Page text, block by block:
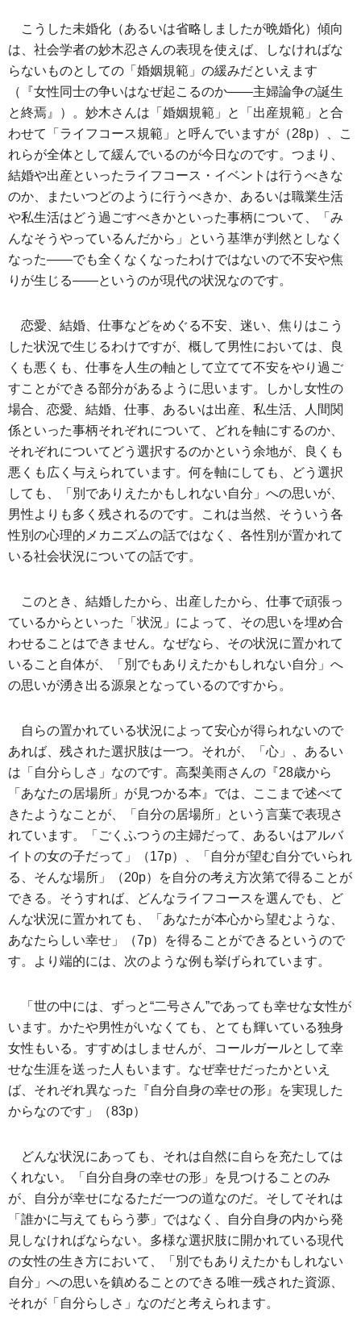
こうした未婚化（あるいは省略しましたが晩婚化）傾向
は、社会学者の妙木忍さんの表現を使えば、しなければな
らないものとしての「婚姻規範」の緩みだといえます
（『女性同士の争いはなぜ起こるのか――主婦論争の誕生
と終焉』）。妙木さんは「婚姻規範」と「出産規範」と合
わせて「ライフコース規範」と呼んでいますが（28p）、こ
れらが全体として緩んでいるのが今日なのです。つまり、
結婚や出産といったライフコース・イベントは行うべきな
のか、またいつどのように行うべきか、あるいは職業生活
や私生活はどう過ごすべきかといった事柄について、「み
んなそうやっているんだから」という基準が判然としなく
なった――でも全くなくなったわけではないので不安や焦
りが生じる――というのが現代の状況なのです。
恋愛、結婚、仕事などをめぐる不安、迷い、焦りはこう
した状況で生じるわけですが、概して男性においては、良
くも悪くも、仕事を人生の軸として立てて不安をやり過ご
すことができる部分があるように思います。しかし女性の
場合、恋愛、結婚、仕事、あるいは出産、私生活、人間関
係といった事柄それぞれについて、どれを軸にするのか、
それぞれについてどう選択するのかという余地が、良くも
悪くも広く与えられています。何を軸にしても、どう選択
しても、「別でありえたかもしれない自分」への思いが、
男性よりも多く残されるのです。これは当然、そういう各
性別の心理的メカニズムの話ではなく、各性別が置かれて
いる社会状況についての話です。
このとき、結婚したから、出産したから、仕事で頑張っ
ているからといった「状況」によって、その思いを埋め合
わせることはできません。なぜなら、その状況に置かれて
いること自体が、「別でもありえたかもしれない自分」へ
の思いが湧き出る源泉となっているのですから。
自らの置かれている状況によって安心が得られないので
あれば、残された選択肢は一つ。それが、「心」、あるい
は「自分らしさ」なのです。高梨美雨さんの『28歳から
「あなたの居場所」が見つかる本』では、ここまで述べて
きたようなことが、「自分の居場所」という言葉で表現さ
れています。「ごくふつうの主婦だって、あるいはアルバ
イトの女の子だって」（17p）、「自分が望む自分でいられ
る、そんな場所」（20p）を自分の考え方次第で得ることが
できる。そうすれば、どんなライフコースを選んでも、ど
んな状況に置かれても、「あなたが本心から望むような、
あなたらしい幸せ」（7p）を得ることができるというので
す。より端的には、次のような例も挙げられています。
「世の中には、ずっと“二号さん”であっても幸せな女性が
います。かたや男性がいなくても、とても輝いている独身
女性もいる。すすめはしませんが、コールガールとして幸
せな生涯を送った人もいます。なぜ幸せだったかといえ
ば、それぞれ異なった『自分自身の幸せの形』を実現した
からなのです」（83p）
どんな状況にあっても、それは自然に自らを充たしては
くれない。「自分自身の幸せの形」を見つけることのみ
が、自分が幸せになるただ一つの道なのだ。そしてそれは
「誰かに与えてもらう夢」ではなく、自分自身の内から発
見しなければならない。多様な選択肢に開かれている現代
の女性の生き方において、「別でもありえたかもしれない
自分」への思いを鎮めることのできる唯一残された資源、
それが「自分らしさ」なのだと考えられます。